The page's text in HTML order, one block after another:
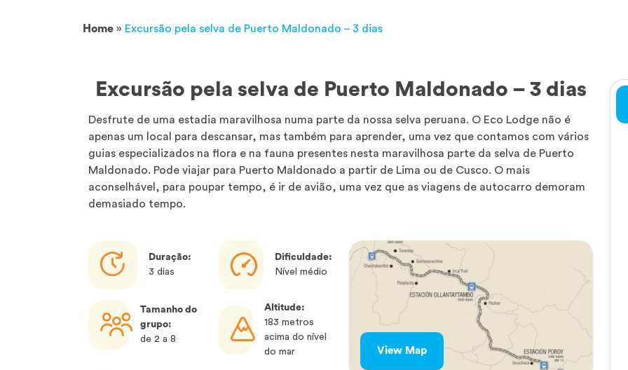
Home » Excursão pela selva de Puerto Maldonado – 3 dias
Excursão pela selva de Puerto Maldonado – 3 dias
Desfrute de uma estadia maravilhosa numa parte da nossa selva peruana. O Eco Lodge não é
apenas um local para descansar, mas também para aprender, uma vez que contamos com vários
guias especializados na flora e na fauna presentes nesta maravilhosa parte da selva de Puerto
Maldonado. Pode viajar para Puerto Maldonado a partir de Lima ou de Cusco. O mais
aconselhável, para poupar tempo, é ir de avião, uma vez que as viagens de autocarro demoram
demasiado tempo.
Duração:
3 dias
Dificuldade:
Nível médio
Tamanho do
grupo:
de 2 a 8
Altitude:
183 metros
acima do nível
do mar
View Map